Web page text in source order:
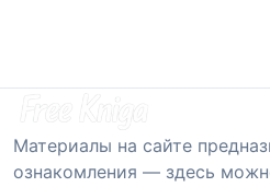
Материалы на сайте
ознакомления — здесь